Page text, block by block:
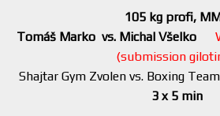
105 kg profi,
Tomáš Marko vs. Michal Všelko
(submission
Shajtar Gym Zvolen vs. Boxing
3 x 5 min